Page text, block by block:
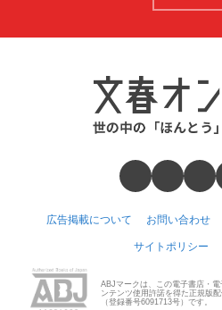
広告掲載について お問い合わせ
サイトポリシー
ABJマークは、この電子書店・
ンテンツ使用許諾を得た正規版
（登録番号6091713号）です。